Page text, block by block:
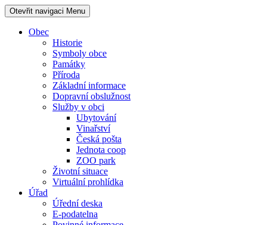
Otevřit navigaci Menu
Obec
Historie
Symboly obce
Památky
Příroda
Základní informace
Dopravní obslužnost
Služby v obci
Ubytování
Vinařství
Česká pošta
Jednota coop
ZOO park
Životní situace
Virtuální prohlídka
Úřad
Úřední deska
E-podatelna